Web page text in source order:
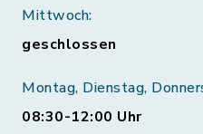
Mittwoch:
geschlossen
Montag, Dienstag,
08:30-12:00 Uhr